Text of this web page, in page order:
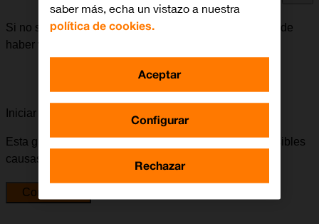
Si no se puede enviar ni recibir correo electrónico, puede
haber varias causas posibles al problema.
Iniciar la guía para solucionar tu problema
Esta guía te va a conducir a través de una serie de posibles
causas y soluciones al problema.
Comenzar
saber más, echa un vistazo a nuestra
política de cookies.
Configurar
Rechazar
Aceptar